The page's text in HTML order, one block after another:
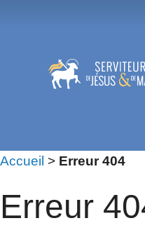
Accueil> Erreur 404
Erreur 404